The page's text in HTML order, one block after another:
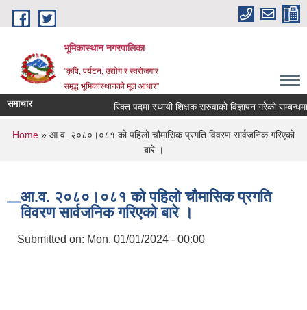
Skip to main content
भूमिकास्थान नगरपालिका
"कृषि, पर्यटन, उद्योग र स्वरोजगार
समृद्ध भूमिकास्थानको मूल आधार"
समाचार रिक्त पदमा स्थायी शिक्षक सरुवाको विज्ञापन गरेको सम्बन्धमा ।
You are here
Home » आ.व. २०८०।०८१ को पहिलो चौमासिक प्रगति विवरण सार्वजनिक गरिएको
बारे ।
आ.व. २०८०।०८१ को पहिलो चौमासिक प्रगति
विवरण सार्वजनिक गरिएको बारे ।
Submitted on: Mon, 01/01/2024 - 00:00